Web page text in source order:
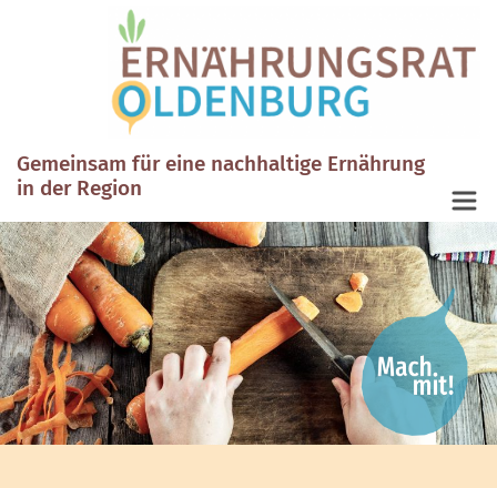
Gemeinsam für eine nachhaltige Ernährung
in der Region